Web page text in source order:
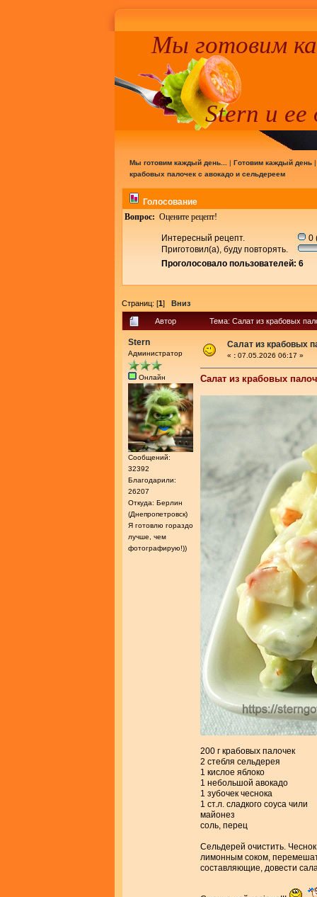
Мы готовим
Stern и ее
Мы готовим каждый день... | Готовим каждый день
крабовых палочек с авокадо и сельдереем
Голосование
Вопрос: Оцените рецепт!
Интересный рецепт.
0
Приготовил(а), буду повторять.
Проголосовало пользователей: 6
Страниц: [1] Вниз
Автор Тема: Салат из крабовых
Stern
Администратор
Онлайн
Сообщений:
32392
Благодарили:
26207
Откуда: Берлин
(Днепропетровск)
Я готовлю гораздо
лучше, чем
фотографирую!))
Салат из крабовых
« : 07.05.2026 06:17 »
Салат из крабовых
200 г крабовых палочек
2 стебля сельдерея
1 кислое яблоко
1 небольшой авокадо
1 зубочек чеснока
1 ст.л. сладкого соуса чили
майонез
соль, перец
Сельдерей очистить.
лимонным соком,
составляющие, довести